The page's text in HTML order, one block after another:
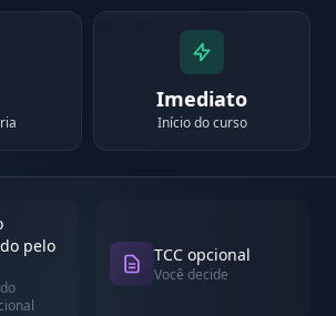
Imediato
Início do curso
pelo
TCC opcional
Você decide